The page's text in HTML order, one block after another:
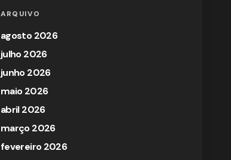
ARQUIVO
agosto 2026
julho 2026
junho 2026
maio 2026
abril 2026
março 2026
fevereiro 2026